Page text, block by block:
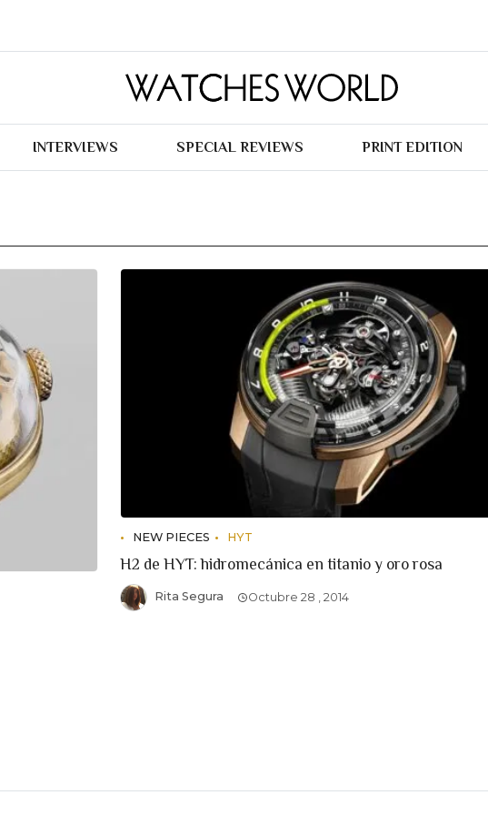
INTERVIEWS SPECIAL REVIEWS PRINT EDITION
NEW PIECES HYT
H2 de HYT: hidromecánica en titanio y oro rosa
Rita Segura Octubre 28 , 2014